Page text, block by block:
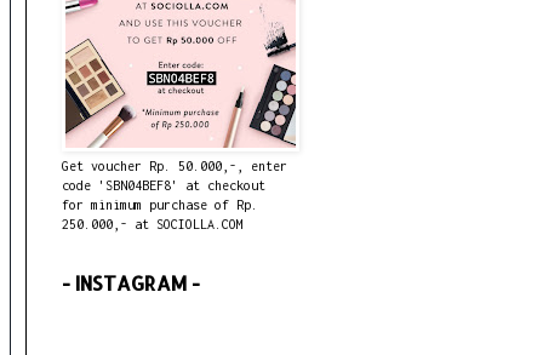
Get voucher Rp. 50.000,-, enter
code 'SBN04BEF8' at checkout
for minimum purchase of Rp.
250.000,- at SOCIOLLA.COM
- INSTAGRAM -